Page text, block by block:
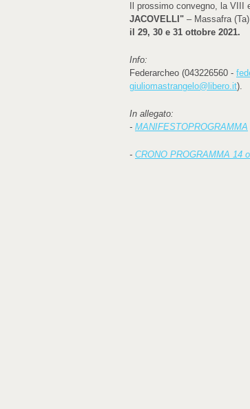
Il prossimo convegno, la
JACOVELLI" – Massafra
il 29, 30 e 31 ottobre 2021.
Info:
Federarcheo (043226560 -
giuliomastrangelo@libero.it).
In allegato:
- MANIFESTOPROGRAMMA
- CRONO PROGRAMMA 14